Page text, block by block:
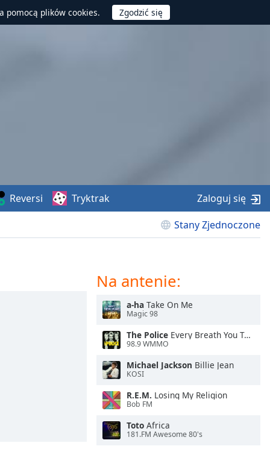
pomocą plików cookies.
Stany Zjednoczone
Reversi Tryktrak Zaloguj się
Na antenie:
a-ha Take On Me
Magic 98
The Police Every Breath You Take
98.9 WMMO
Michael Jackson Billie Jean
KOSI
R.E.M. Losing My Religion
Bob FM
Toto Africa
181.FM Awesome 80's